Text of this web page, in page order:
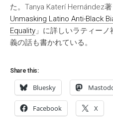
た。Tanya Katerí Hernández
Unmasking Latino Anti-Black
Equality 」に詳しいラティー
義の話も書かれている。
Share this:
Bluesky
Facebook X